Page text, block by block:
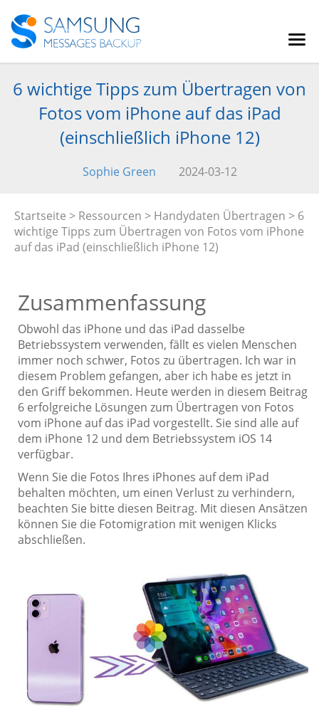
6 wichtige Tipps zum Übertragen von
Fotos vom iPhone auf das iPad
(einschließlich iPhone 12)
Sophie Green 2024-03-12
Startseite > Ressourcen > Handydaten Übertragen > 6
wichtige Tipps zum Übertragen von Fotos vom iPhone
auf das iPad (einschließlich iPhone 12)
Zusammenfassung
Obwohl das iPhone und das iPad dasselbe
Betriebssystem verwenden, fällt es vielen Menschen
immer noch schwer, Fotos zu übertragen. Ich war in
diesem Problem gefangen, aber ich habe es jetzt in
den Griff bekommen. Heute werden in diesem Beitrag
6 erfolgreiche Lösungen zum Übertragen von Fotos
vom iPhone auf das iPad vorgestellt. Sie sind alle auf
dem iPhone 12 und dem Betriebssystem iOS 14
verfügbar.
Wenn Sie die Fotos Ihres iPhones auf dem iPad
behalten möchten, um einen Verlust zu verhindern,
beachten Sie bitte diesen Beitrag. Mit diesen Ansätzen
können Sie die Fotomigration mit wenigen Klicks
abschließen.